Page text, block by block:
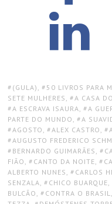
TAGS:
(GULA) , 50 LIVROS PARA
SETE MULHERES , A CASA
A ESCRAVA ISAURA, A
PARTE DO MUNDO , A
AGOSTO , ALEX CASTRO ,
AUGUSTO FREDERICO
BERNARDO GUIMARÃES ,
FIÃO , CANTO DA NOITE,
ALBERTO NUNES , CARLOS
SENZALA, CHICO BUARQUE,
BULCÃO , CONTRA O BRASIL